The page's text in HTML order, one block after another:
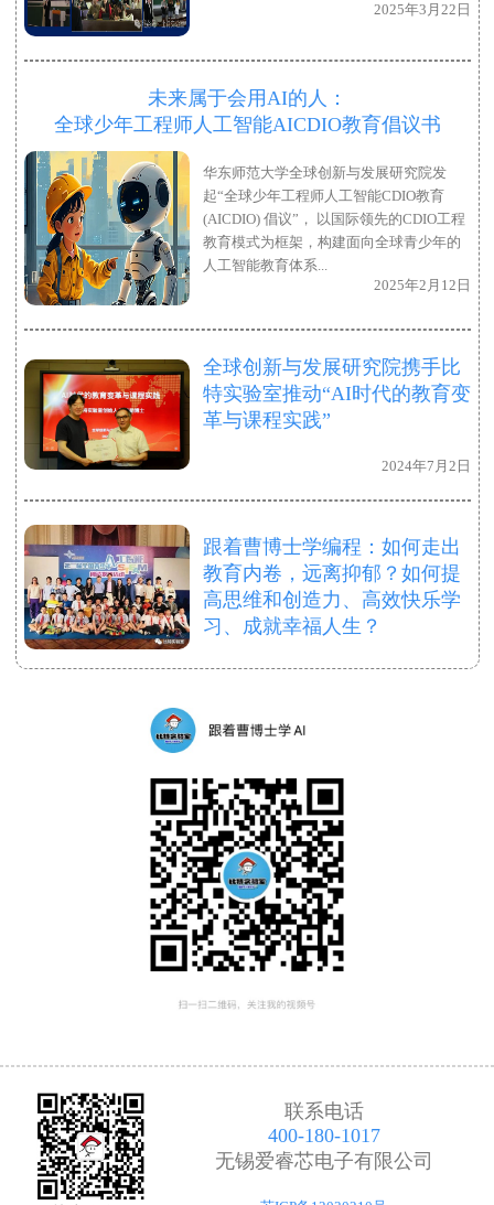
2025年3月22日
未来属于会用AI的人：
全球少年工程师人工智能AICDIO教育倡议书
华东师范大学全球创新与发展研究院发
起“全球少年工程师人工智能CDIO教育
(AICDIO) 倡议”， 以国际领先的CDIO工程
教育模式为框架，构建面向全球青少年的
人工智能教育体系...
2025年2月12日
全球创新与发展研究院携手比
特实验室推动“AI时代的教育变
革与课程实践”
2024年7月2日
跟着曹博士学编程：如何走出
教育内卷，远离抑郁？如何提
高思维和创造力、高效快乐学
习、成就幸福人生？
联系电话
400-180-1017
无锡爱睿芯电子有限公司